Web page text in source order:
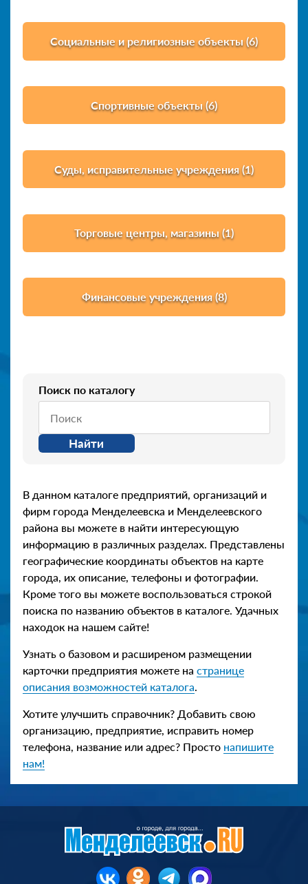
Социальные и религиозные объекты (6)
Спортивные объекты (6)
Суды, исправительные учреждения (1)
Торговые центры, магазины (1)
Финансовые учреждения (8)
Поиск по каталогу
Найти
В данном каталоге предприятий, организаций и
фирм города Менделеевска и Менделеевского
района вы можете в найти интересующую
информацию в различных разделах. Представлены
географические координаты объектов на карте
города, их описание, телефоны и фотографии.
Кроме того вы можете воспользоваться строкой
поиска по названию объектов в каталоге. Удачных
находок на нашем сайте!
Узнать о базовом и расширеном размещении
карточки предприятия можете на странице
описания возможностей каталога.
Хотите улучшить справочник? Добавить свою
организацию, предприятие, исправить номер
телефона, название или адрес? Просто напишите
нам!